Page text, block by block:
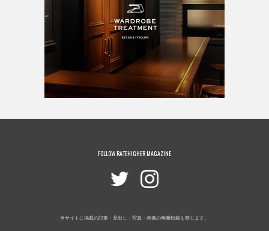
FOLLOW RATEHIGHER MAGAZINE
当サイトに掲載の記事・見出し・写真・画像の無断転載を禁じます。